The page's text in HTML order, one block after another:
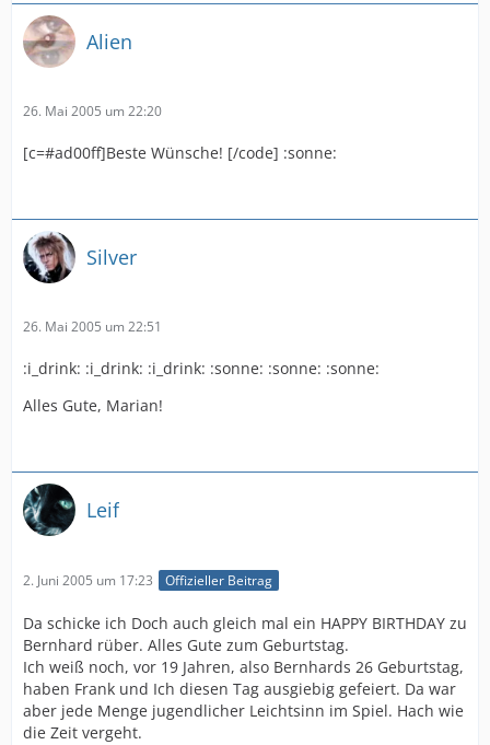
Alien
26. Mai 2005 um 22:20
[c=#ad00ff]Beste Wünsche! [/code] :sonne:
Silver
26. Mai 2005 um 22:51
:i_drink: :i_drink: :i_drink: :sonne: :sonne: :sonne:
Alles Gute, Marian!
Leif
2. Juni 2005 um 17:23 Offizieller Beitrag
Da schicke ich Doch auch gleich mal ein HAPPY BIRTHDAY zu
Bernhard rüber. Alles Gute zum Geburtstag.
Ich weiß noch, vor 19 Jahren, also Bernhards 26 Geburtstag,
haben Frank und Ich diesen Tag ausgiebig gefeiert. Da war
aber jede Menge jugendlicher Leichtsinn im Spiel. Hach wie
die Zeit vergeht.